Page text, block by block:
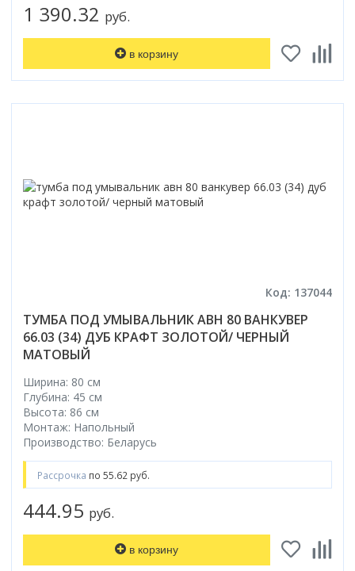
1 390.32 руб.
в корзину
Код: 137044
ТУМБА ПОД УМЫВАЛЬНИК АВН 80 ВАНКУВЕР
66.03 (34) ДУБ КРАФТ ЗОЛОТОЙ/ ЧЕРНЫЙ
МАТОВЫЙ
Ширина: 80 см
Глубина: 45 см
Высота: 86 см
Монтаж: Напольный
Производство: Беларусь
Рассрочка по 55.62 руб.
444.95 руб.
в корзину